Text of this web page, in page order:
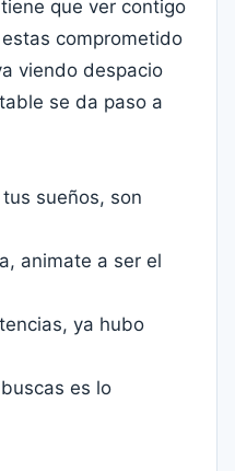
que ver contigo
comprometido
viendo despacio
se da paso a
sueños, son
animate a ser el
ya hubo
es lo